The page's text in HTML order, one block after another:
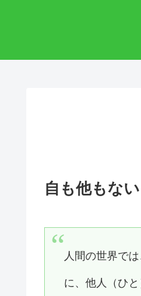
自も他もな
人間の世界で
に、他人（ひ